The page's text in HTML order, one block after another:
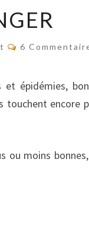
Commentaires
6
et épidémies,
touchent encore
ou moins